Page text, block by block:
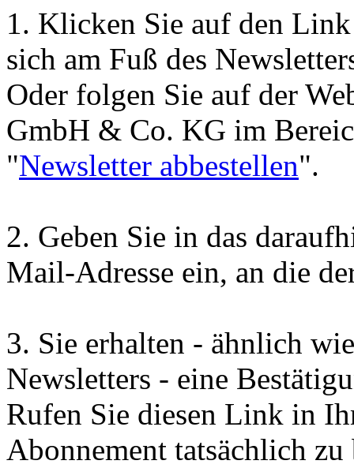
1. Klicken Sie auf den
sich am Fuß des
Oder folgen Sie auf der
GmbH & Co. KG im
"Newsletter abbestellen".
2. Geben Sie in das
Mail-Adresse ein, an die
3. Sie erhalten - ähnlich
Newsletters - eine
Rufen Sie diesen Link in
Abonnement tatsächlich zu